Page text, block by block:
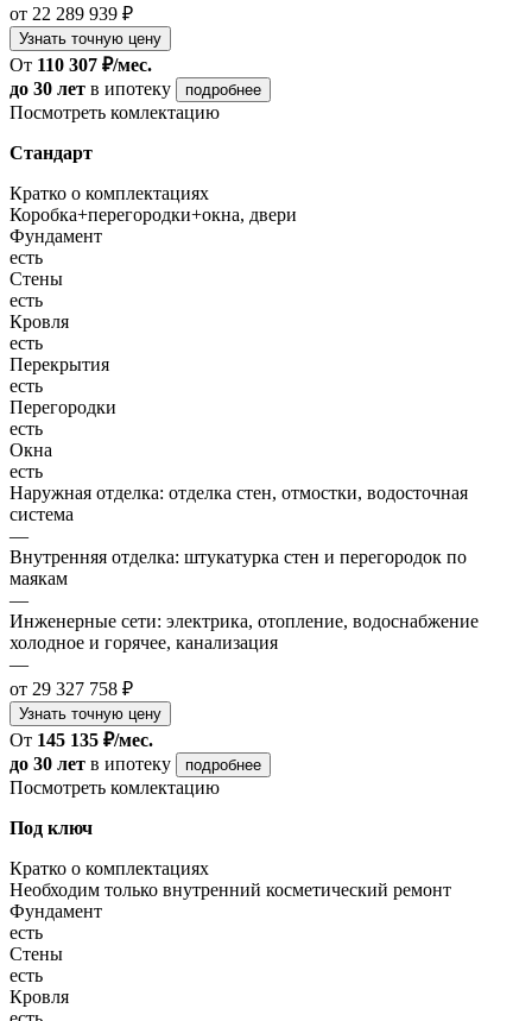
от 22 289 939 ₽
Узнать точную цену
От 110 307 ₽/мес.
до 30 лет в ипотеку подробнее
Посмотреть комлектацию
Стандарт
Кратко о комплектациях
Коробка+перегородки+окна, двери
Фундамент
есть
Стены
есть
Кровля
есть
Перекрытия
есть
Перегородки
есть
Окна
есть
Наружная отделка: отделка стен, отмостки, водосточная
система
—
Внутренняя отделка: штукатурка стен и перегородок по
маякам
—
Инженерные сети: электрика, отопление, водоснабжение
холодное и горячее, канализация
—
от 29 327 758 ₽
Узнать точную цену
От 145 135 ₽/мес.
до 30 лет в ипотеку подробнее
Посмотреть комлектацию
Под ключ
Кратко о комплектациях
Необходим только внутренний косметический ремонт
Фундамент
есть
Стены
есть
Кровля